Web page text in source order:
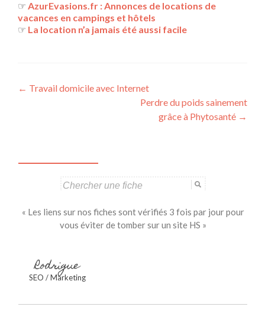
☞ AzurEvasions.fr : Annonces de locations de
vacances en campings et hôtels
☞ La location n’a jamais été aussi facile
Navigation
← Travail domicile avec Internet
Perdre du poids sainement
grâce à Phytosanté →
« Les liens sur nos fiches sont vérifiés 3 fois par jour pour
vous éviter de tomber sur un site HS »
Rodrigue
SEO / Marketing